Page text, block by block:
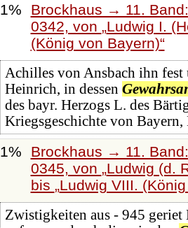
1%
Brockhaus → 11.
0342, von Ludwig I.
(König von Bayern)
Achilles von Ansbach ihn
Heinrich, in dessen
des bayr. Herzogs L. des
Kriegsgeschichte von
1%
Brockhaus → 11.
0345, von Ludwig (d.
bis Ludwig VIII.
Zwistigkeiten aus - 945